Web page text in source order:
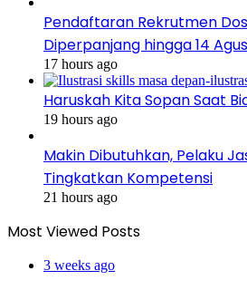
Pendaftaran Rekrutmen
Diperpanjang hingga 14
17 hours ago
Haruskah Kita Sopan Saat
19 hours ago
Makin Dibutuhkan, Pelaku
Tingkatkan Kompetensi
21 hours ago
Most Viewed Posts
3 weeks ago